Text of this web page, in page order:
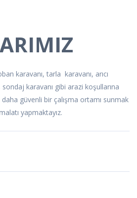
karavanı, tarla karavanı, arıcı
sondaj karavanı gibi arazi koşullarına
daha güvenli bir çalışma ortamı sunmak
yapmaktayız.